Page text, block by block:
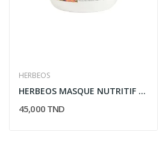
HERBEOS
HERBEOS MASQUE NUTRITIF CHEVEUX SECS ABIMES ET...
45,000 TND